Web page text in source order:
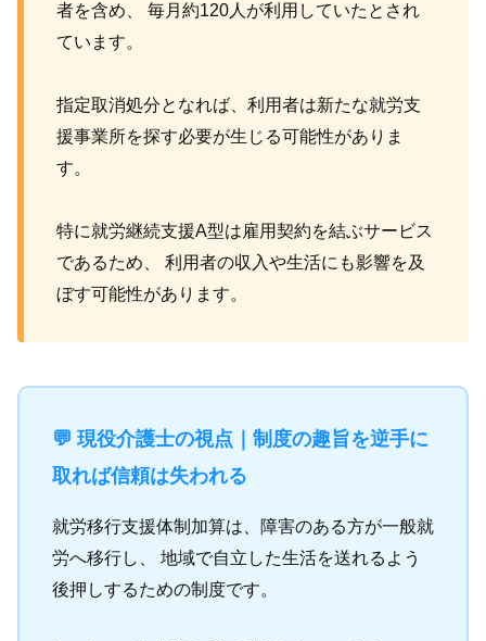
者を含め、 毎月約120人が利用していたとされ
ています。
指定取消処分となれば、利用者は新たな就労支
援事業所を探す必要が生じる可能性がありま
す。
特に就労継続支援A型は雇用契約を結ぶサービス
であるため、 利用者の収入や生活にも影響を及
ぼす可能性があります。
💬 現役介護士の視点｜制度の趣旨を逆手に
取れば信頼は失われる
就労移行支援体制加算は、障害のある方が一般就
労へ移行し、 地域で自立した生活を送れるよう
後押しするための制度です。